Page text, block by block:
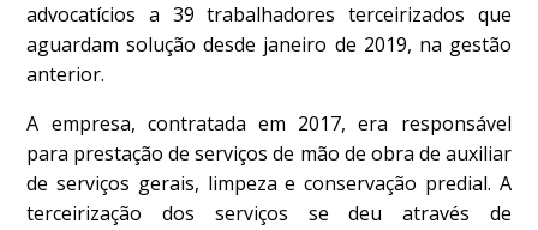
advocatícios a 39 trabalhadores terceirizados que
aguardam solução desde janeiro de 2019, na gestão
anterior.
A empresa, contratada em 2017, era responsável
para prestação de serviços de mão de obra de auxiliar
de serviços gerais, limpeza e conservação predial. A
terceirização dos serviços se deu através de